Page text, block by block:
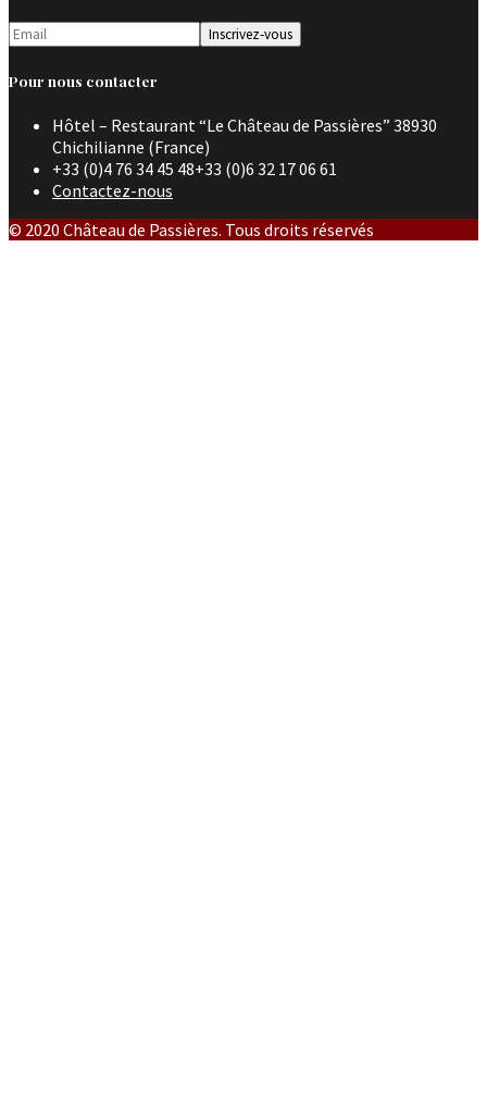
Pour nous contacter
Hôtel – Restaurant “Le Château de Passières” 38930
Chichilianne (France)
+33 (0)4 76 34 45 48+33 (0)6 32 17 06 61
Contactez-nous
© 2020 Château de Passières. Tous droits réservés